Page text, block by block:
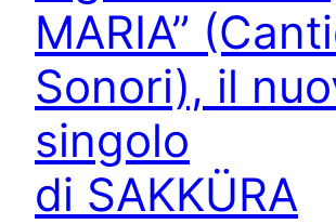
MARIA”
Sonori), il
singolo
di SAKKÜRA